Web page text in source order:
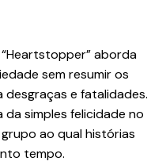
aborda
sem resumir os
desgraças e fatalidades.
simples felicidade no
ao qual histórias
tempo.